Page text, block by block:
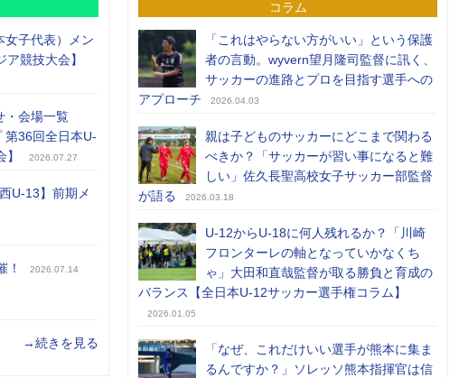
女子代表）メン
競技大会】
・会場一覧
第36回全日本U-
2026.07.27
U-13】前期メ
！ 2026.07.14
→続きを見る
コラム
「これはやらない方がいい」という保護
者の言動。wyvern望月隆司監督に訊く、
サッカーの進路とプロを目指す選手への
アプローチ
2026.04.03
親は子どものサッカーにどこまで関わる
べきか？「サッカーが習い事になると難
しい」佐久長聖高校女子サッカー部監督
が語る
2026.03.18
U-12からU-18に何人残れるか？「川崎
フロンターレの軸となっていかなくち
ゃ」大田和直哉監督が取る勝負と育成の
バランス【全日本U-12サッカー選手権コラム】
2026.01.05
「なぜ、これだけいい選手が熊本に集ま
るんですか？」ソレッソ熊本指揮官は信